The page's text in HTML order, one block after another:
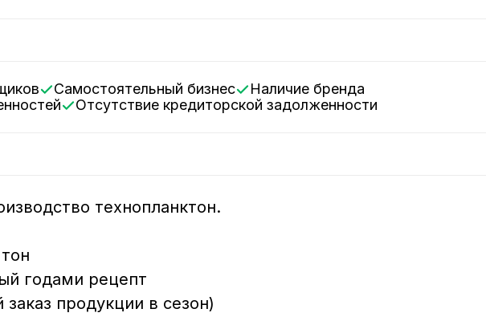
Самостоятельный бизнес
Наличие бренда
Отсутствие кредиторской задолженности
- производство технопланктон.
тон
годами рецепт
продукции в сезон)